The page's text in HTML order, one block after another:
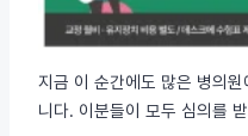
지금 이 순간에도 많은 병의
니다. 이분들이 모두 심의를